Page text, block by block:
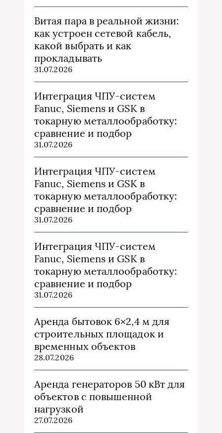
Витая пара в реальной жизни:
как устроен сетевой кабель,
какой выбрать и как
прокладывать
31.07.2026
Интеграция ЧПУ-систем
Fanuc, Siemens и GSK в
токарную металлообработку:
сравнение и подбор
31.07.2026
Интеграция ЧПУ-систем
Fanuc, Siemens и GSK в
токарную металлообработку:
сравнение и подбор
31.07.2026
Интеграция ЧПУ-систем
Fanuc, Siemens и GSK в
токарную металлообработку:
сравнение и подбор
31.07.2026
Аренда бытовок 6×2,4 м для
строительных площадок и
временных объектов
28.07.2026
Аренда генераторов 50 кВт для
объектов с повышенной
нагрузкой
27.07.2026